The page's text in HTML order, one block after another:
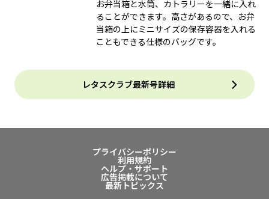
お弁当箱と水筒、カトラリーを一緒に入れ
ることができます。高さがあるので、お弁
当箱の上にミニサイズの保存容器を入れる
こともできる仕様のバッグです。
レタスクラブ最新号詳細
プライバシーポリシー
利用規約
ヘルプ・サポート
広告掲載について
最新トピックス